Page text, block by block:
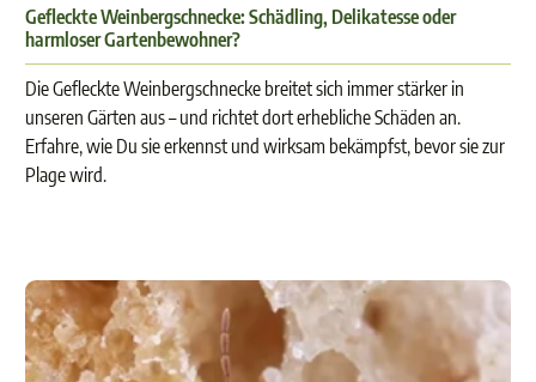
Gefleckte Weinbergschnecke: Schädling, Delikatesse oder
harmloser Gartenbewohner?
Die Gefleckte Weinbergschnecke breitet sich immer stärker in
unseren Gärten aus – und richtet dort erhebliche Schäden an.
Erfahre, wie Du sie erkennst und wirksam bekämpfst, bevor sie zur
Plage wird.